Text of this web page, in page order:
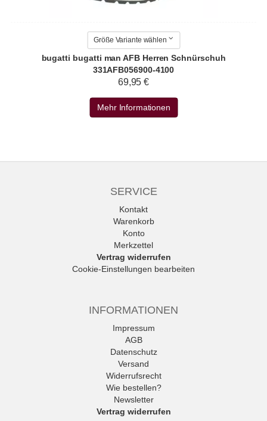
Größe Variante wählen
bugatti bugatti man AFB Herren Schnürschuh
331AFB056900-4100
69,95 €
Mehr Informationen
SERVICE
Kontakt
Warenkorb
Konto
Merkzettel
Vertrag widerrufen
Cookie-Einstellungen bearbeiten
INFORMATIONEN
Impressum
AGB
Datenschutz
Versand
Widerrufsrecht
Wie bestellen?
Newsletter
Vertrag widerrufen